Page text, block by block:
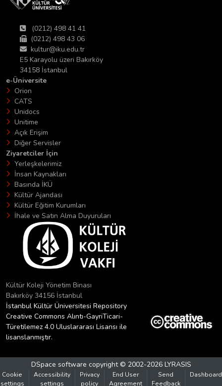
(0212) 498 41 41
(0212) 498 43 06
kultur@iku.edu.tr
E5 Karayolu üzeri Bakırköy
34158 İstanbul
e-Üniversite
Orion
CATS
Unidocs
Unitime
Açık Erişim
Diğer Servisler
Ziyaretciler İçin
Yerleşkelerimiz
İnsan Kaynakları
Basında İKÜ
Kültür Ajandası
Kültür Eğitim Kurumları
İhale ve Satın Alma Duyuruları
Kültür Koleji Yönetim Binası
Bakırköy 34156 İstanbul
İstanbul Kültür Üniversitesi Repository
Creative Commons Alıntı-GayriTicari-
Türetilemez 4.0 Uluslararası Lisansı ile
lisanslanmıştır.
DSpace software copyright © 2002-2026 LYRASIS
Cookie
settings
Accessibility
settings
Privacy
policy
End User
Agreement
Send
Feedback
Dashboard